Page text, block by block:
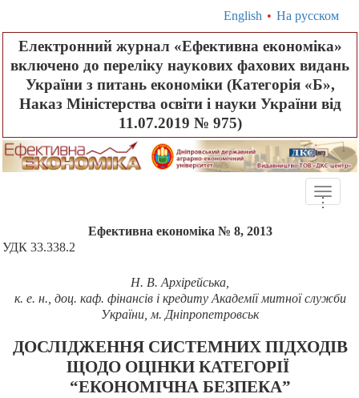
English • На русском
Електронний журнал «Ефективна економіка»
включено до переліку наукових фахових видань
України з питань економіки (Категорія «Б»,
Наказ Міністерства освіти і науки України від
11.07.2019 № 975)
Toggle
...
Ефективна економіка № 8, 2013
УДК 33.338.2
Н. В. Архірейська,
к. е. н., доц. каф. фінансів і кредиту Академії митної служби
України, м. Дніпропетровськ
ДОСЛІДЖЕННЯ СИСТЕМНИХ ПІДХОДІВ
ЩОДО ОЦІНКИ КАТЕГОРІЇ
“ЕКОНОМІЧНА БЕЗПЕКА”